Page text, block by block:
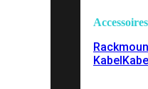
Accessoires
Kabel